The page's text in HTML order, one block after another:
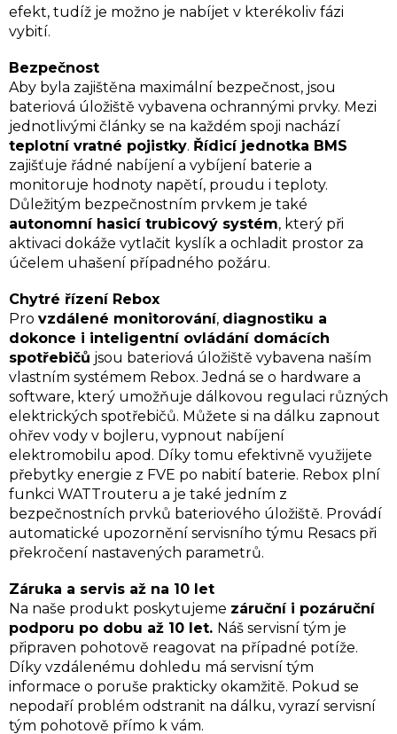
efekt, tudíž je možno je nabíjet v kterékoliv fázi
vybití.
Bezpečnost
Aby byla zajištěna maximální bezpečnost, jsou
bateriová úložiště vybavena ochrannými prvky. Mezi
jednotlivými články se na každém spoji nachází
teplotní vratné pojistky. Řídicí jednotka BMS
zajišťuje řádné nabíjení a vybíjení baterie a
monitoruje hodnoty napětí, proudu i teploty.
Důležitým bezpečnostním prvkem je také
autonomní hasicí trubicový systém, který při
aktivaci dokáže vytlačit kyslík a ochladit prostor za
účelem uhašení případného požáru.
Chytré řízení Rebox
Pro vzdálené monitorování, diagnostiku a
dokonce i inteligentní ovládání domácích
spotřebičů jsou bateriová úložiště vybavena naším
vlastním systémem Rebox. Jedná se o hardware a
software, který umožňuje dálkovou regulaci různých
elektrických spotřebičů. Můžete si na dálku zapnout
ohřev vody v bojleru, vypnout nabíjení
elektromobilu apod. Díky tomu efektivně využijete
přebytky energie z FVE po nabití baterie. Rebox plní
funkci WATTrouteru a je také jedním z
bezpečnostních prvků bateriového úložiště. Provádí
automatické upozornění servisního týmu Resacs při
překročení nastavených parametrů.
Záruka a servis až na 10 let
Na naše produkt poskytujeme záruční i pozáruční
podporu po dobu až 10 let. Náš servisní tým je
připraven pohotově reagovat na případné potíže.
Díky vzdálenému dohledu má servisní tým
informace o poruše prakticky okamžitě. Pokud se
nepodaří problém odstranit na dálku, vyrazí servisní
tým pohotově přímo k vám.